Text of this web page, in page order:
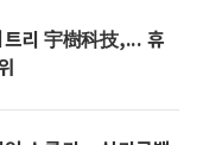
리 宇樹科技,... 휴